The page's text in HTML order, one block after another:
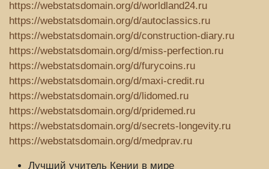
https://webstatsdomain.org/d/worldland24.ru
https://webstatsdomain.org/d/autoclassics.ru
https://webstatsdomain.org/d/construction-diary.ru
https://webstatsdomain.org/d/miss-perfection.ru
https://webstatsdomain.org/d/furycoins.ru
https://webstatsdomain.org/d/maxi-credit.ru
https://webstatsdomain.org/d/lidomed.ru
https://webstatsdomain.org/d/pridemed.ru
https://webstatsdomain.org/d/secrets-longevity.ru
https://webstatsdomain.org/d/medprav.ru
Лучший учитель Кении в мире